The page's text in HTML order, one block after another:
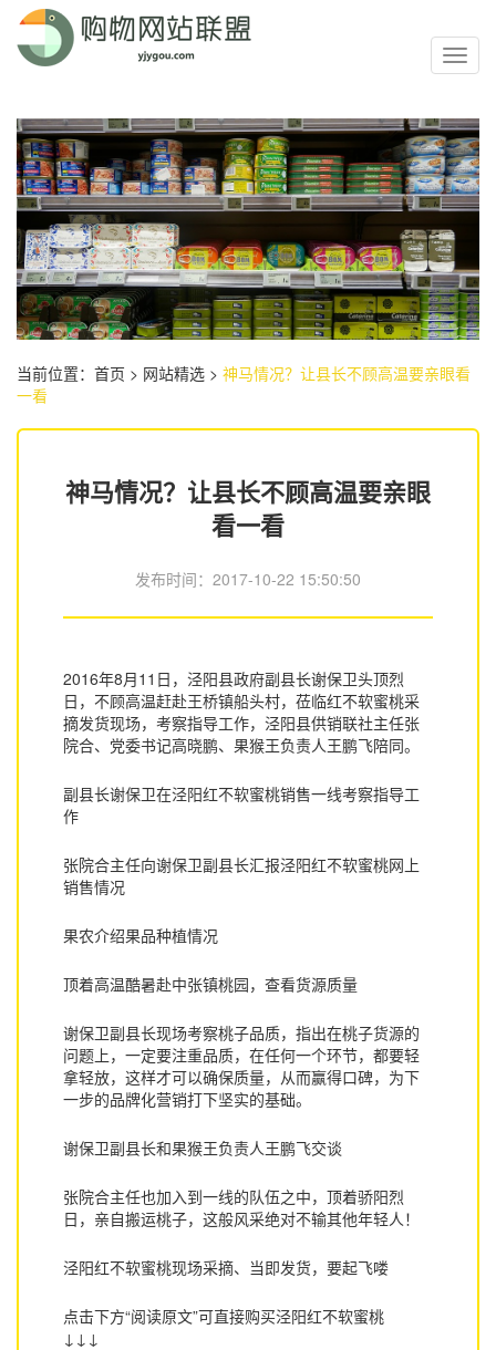
当前位置： 首页 > 网站精选 > 神马情况？让县长不顾高温要亲眼看
一看
神马情况？让县长不顾高温要亲眼
看一看
发布时间： 2017-10-22 15:50:50
2016年8月11日，泾阳县政府副县长谢保卫头顶烈
日，不顾高温赶赴王桥镇船头村，莅临红不软蜜桃采
摘发货现场，考察指导工作，泾阳县供销联社主任张
院合、党委书记高晓鹏、果猴王负责人王鹏飞陪同。
副县长谢保卫在泾阳红不软蜜桃销售一线考察指导工
作
张院合主任向谢保卫副县长汇报泾阳红不软蜜桃网上
销售情况
果农介绍果品种植情况
顶着高温酷暑赴中张镇桃园，查看货源质量
谢保卫副县长现场考察桃子品质，指出在桃子货源的
问题上，一定要注重品质，在任何一个环节，都要轻
拿轻放，这样才可以确保质量，从而赢得口碑，为下
一步的品牌化营销打下坚实的基础。
谢保卫副县长和果猴王负责人王鹏飞交谈
张院合主任也加入到一线的队伍之中，顶着骄阳烈
日，亲自搬运桃子，这般风采绝对不输其他年轻人！
泾阳红不软蜜桃现场采摘、当即发货，要起飞喽
点击下方“阅读原文”可直接购买泾阳红不软蜜桃
↓↓↓